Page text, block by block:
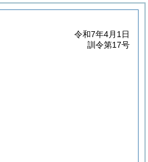
令和7年4月1日
訓令第17号